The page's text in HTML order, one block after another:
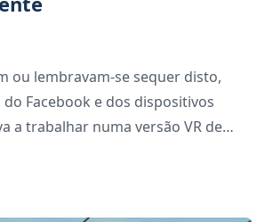
ou lembravam-se sequer disto,
Facebook e dos dispositivos
a trabalhar numa versão VR de
do jogo da Rockstar Games foi an